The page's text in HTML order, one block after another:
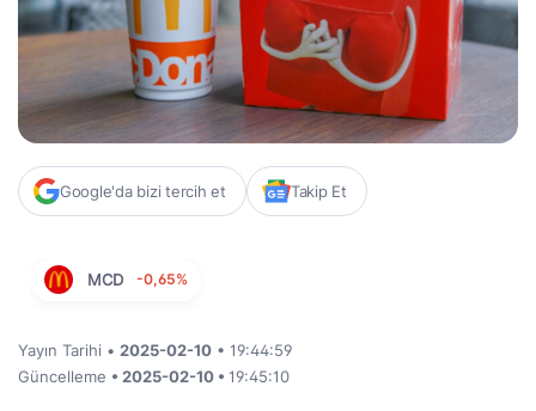
Google'da bizi tercih et Takip Et
MCD -0,65%
Yayın Tarihi • 2025-02-10 • 19:44:59
Güncelleme • 2025-02-10 • 19:45:10